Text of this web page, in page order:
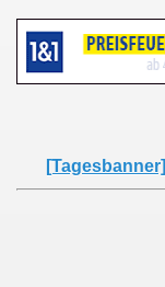
[Tagesbanner]